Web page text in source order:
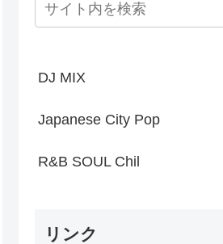
DJ MIX
Japanese City Pop
R&B SOUL Chil
リンク